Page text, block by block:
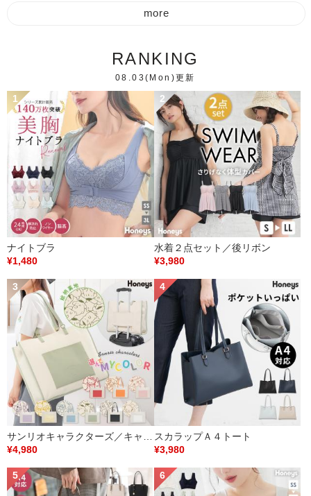
more
RANKING
08.03(Mon)更新
ナイトブラ
¥1,480
水着２点セット／後リボン
¥3,980
¥4,980
スカラップＡ４トート
¥3,980